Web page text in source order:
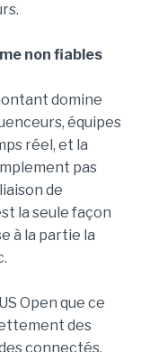
non fiables
domine
équipes
réel, et la
pas
de
la seule façon
à la partie la
Open que ce
des
connectés.